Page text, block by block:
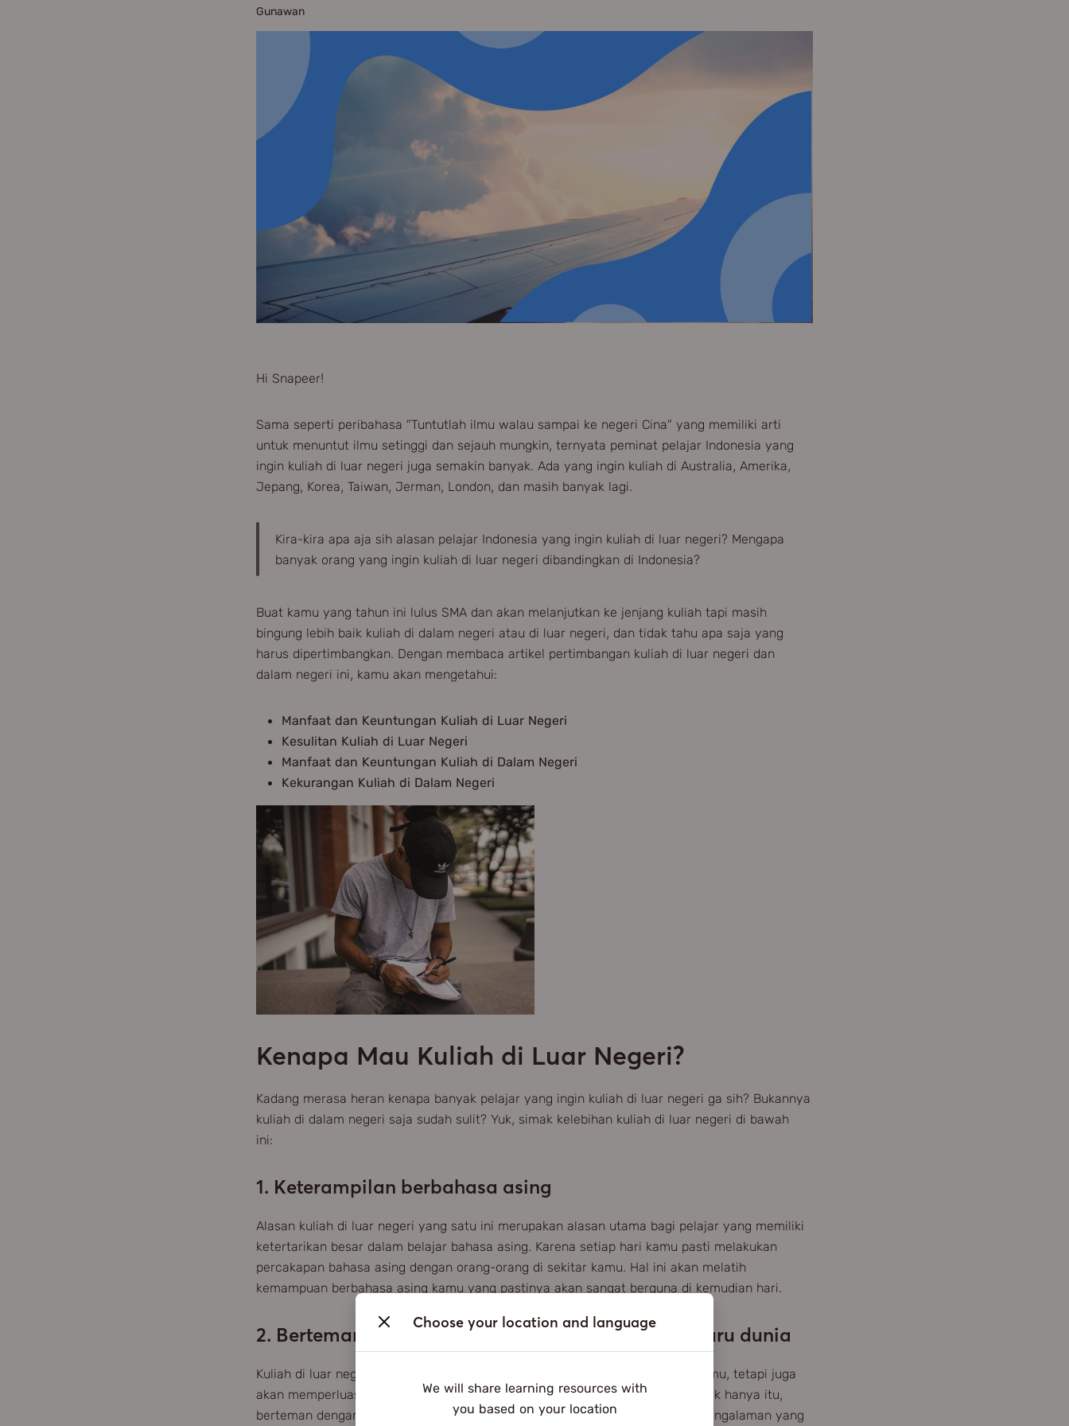
Choose your location and language
We will share learning resources with
you based on your location
Hi Snapeer!
Sama seperti peribahasa “Tuntutlah ilmu walau sampai ke negeri Cina” yang memiliki arti
untuk menuntut ilmu setinggi dan sejauh mungkin, ternyata peminat pelajar Indonesia yang
ingin kuliah di luar negeri juga semakin banyak. Ada yang ingin kuliah di Australia, Amerika,
Jepang, Korea, Taiwan, Jerman, London, dan masih banyak lagi.
Kira-kira apa aja sih alasan pelajar Indonesia yang ingin kuliah di luar negeri? Mengapa
banyak orang yang ingin kuliah di luar negeri dibandingkan di Indonesia?
Buat kamu yang tahun ini lulus SMA dan akan melanjutkan ke jenjang kuliah tapi masih
bingung lebih baik kuliah di dalam negeri atau di luar negeri, dan tidak tahu apa saja yang
harus dipertimbangkan. Dengan membaca artikel pertimbangan kuliah di luar negeri dan
dalam negeri ini, kamu akan mengetahui:
Manfaat dan Keuntungan Kuliah di Luar Negeri
Kesulitan Kuliah di Luar Negeri
Manfaat dan Keuntungan Kuliah di Dalam Negeri
Kekurangan Kuliah di Dalam Negeri
Kenapa Mau Kuliah di Luar Negeri?
Kadang merasa heran kenapa banyak pelajar yang ingin kuliah di luar negeri ga sih? Bukannya
kuliah di dalam negeri saja sudah sulit? Yuk, simak kelebihan kuliah di luar negeri di bawah
ini:
1. Keterampilan berbahasa asing
Alasan kuliah di luar negeri yang satu ini merupakan alasan utama bagi pelajar yang memiliki
ketertarikan besar dalam belajar bahasa asing. Karena setiap hari kamu pasti melakukan
percakapan bahasa asing dengan orang-orang di sekitar kamu. Hal ini akan melatih
kemampuan berbahasa asing kamu yang pastinya akan sangat berguna di kemudian hari.
2. Berteman dengan orang-orang dari segala penjuru dunia
Kuliah di luar negeri bukan hanya dapat memperluas jaringan pertemanan kamu, tetapi juga
akan memperluas koneksi yang berguna untuk kamu mencari kerja nanti. Tidak hanya itu,
berteman dengan orang-orang dari segala penjuru dunia akan memberikan pengalaman yang